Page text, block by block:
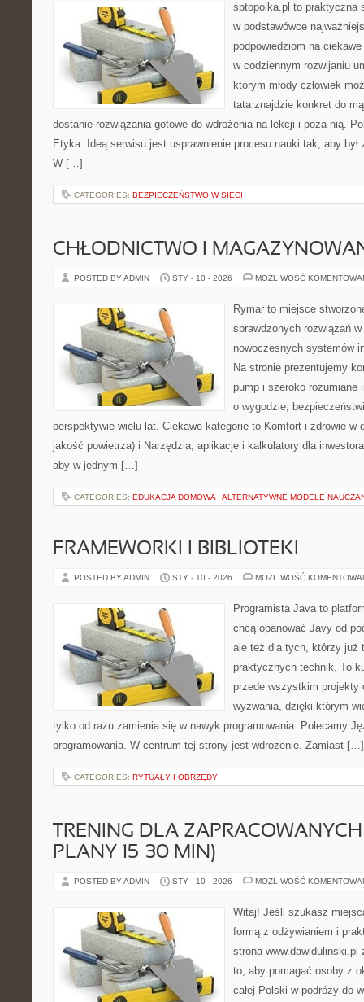
sptopolka.pl to praktyczna
w podstawówce
podpowiedziom na
w codziennym rozwijaniu
którym młody człowiek
tata znajdzie konkret do
dostanie rozwiązania gotowe do wdrożenia na lekcji i poza nią.
Etyka. Ideą serwisu jest usprawnienie procesu nauki tak, aby był
W […]
CATEGORIES: BEZPIECZEŃSTWO W SIECI
CHŁODNICTWO I
POSTED BY ADMIN STY - 10 - 2026 MOŻLIWOŚĆ
Rymar to miejsce
sprawdzonych rozwiązań
nowoczesnych systemów
Na stronie prezentujemy
pump i szeroko rozumiane
o wygodzie,
perspektywie wielu lat. Ciekawe kategorie to Komfort i zdrowie w
jakość powietrza) i Narzędzia, aplikacje i kalkulatory dla
aby w jednym […]
CATEGORIES: EDUKACJA DOMOWA I ALTERNATYWNE MODELE
FRAMEWORKI I BIBLIOTEKI
POSTED BY ADMIN STY - 10 - 2026 MOŻLIWOŚĆ
Programista Java to
chcą opanować Javy od
ale też dla tych, którzy już
praktycznych technik. To
przede wszystkim projekty
wyzwania, dzięki którym
tylko od razu zamienia się w nawyk programowania. Polecamy
programowania. W centrum tej strony jest wdrożenie. Zamiast […]
CATEGORIES: RYTUAŁY I OBRZĘDY
TRENING DLA
PLANY 15–30 MIN)
POSTED BY ADMIN STY - 10 - 2026 MOŻLIWOŚĆ
Witaj! Jeśli szukasz
formą z odżywianiem i
strona www.dawidulinski.pl
to, aby pomagać osoby z
całej Polski w podróży do